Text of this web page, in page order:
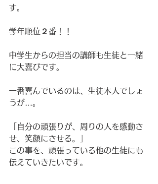
す。
学年順位 ２番！！
中学生からの担当の講師も生徒と一緒
に大喜びです。
一番喜んでいるのは、生徒本人でしょ
うが…。
「自分の頑張りが、周りの人を感動さ
せ、笑顔にさせる。」
この事を、頑張っている他の生徒にも
伝えていきたいです。